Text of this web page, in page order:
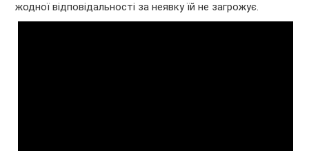
жодної відповідальності за неявку їй не загрожує.